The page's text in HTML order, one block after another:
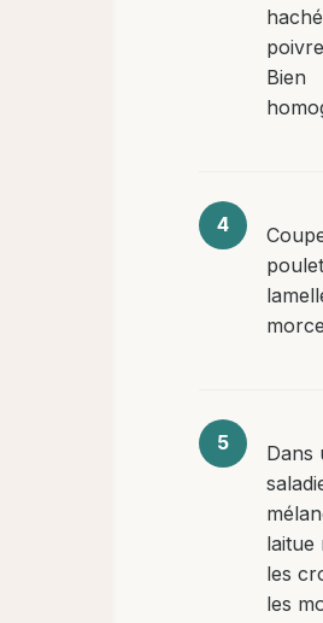
Bien
Dans
laitue
les
les